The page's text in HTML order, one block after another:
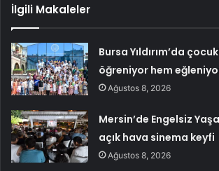
İlgili Makaleler
Bursa Yıldırım’da
öğreniyor hem
Ağustos 8, 2026
Mersin’de Engelsiz
açık hava sinema keyfi
Ağustos 8, 2026